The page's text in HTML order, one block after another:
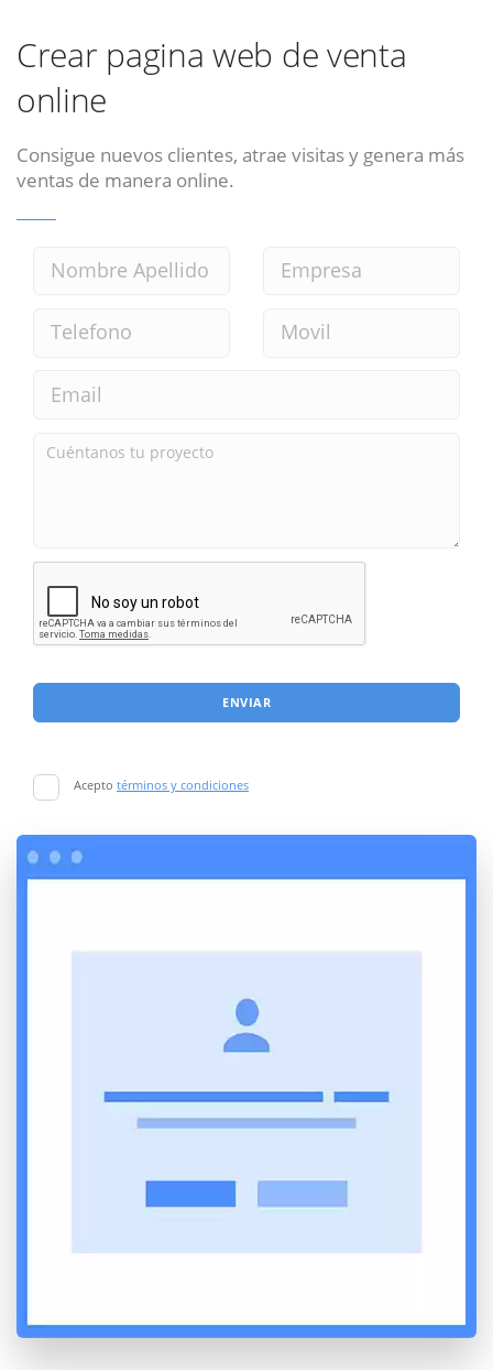
Crear pagina web de venta
online
Consigue nuevos clientes, atrae visitas y genera más
ventas de manera online.
ENVIAR
Acepto términos y condiciones